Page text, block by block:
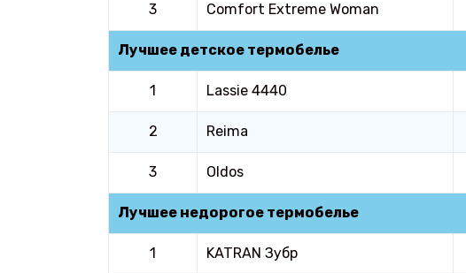
3 Comfort Extreme Woman
Лучшее детское термобелье
1 Lassie 4440
2 Reima
3 Oldos
Лучшее недорогое термобелье
1 KATRAN Зубр